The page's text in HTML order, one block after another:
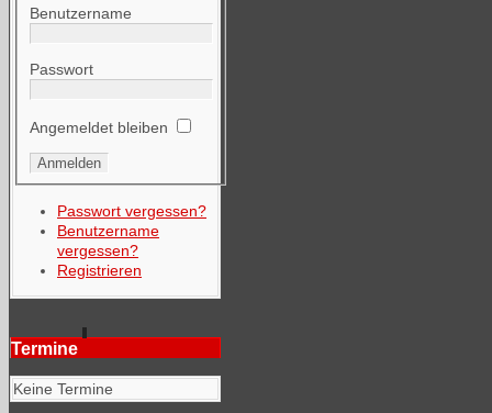
Benutzername
Passwort
Angemeldet bleiben
Passwort vergessen?
Benutzername
vergessen?
Registrieren
Termine
Keine Termine